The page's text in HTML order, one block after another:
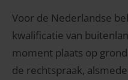
Voor de Nederlandse
kwalificatie van
moment plaats op
de rechtspraak,